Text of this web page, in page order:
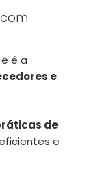
é a
e
de
e